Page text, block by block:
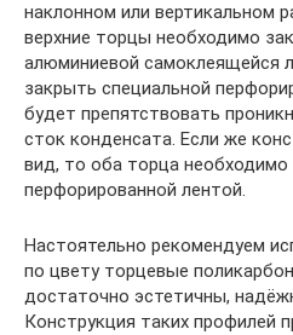
наклонном или вертикальном
верхние торцы необходимо
алюминиевой самоклеящейся
закрыть специальной
будет препятствовать
сток конденсата. Если же
вид, то оба торца необходимо
перфорированной лентой.
Настоятельно рекомендуем
по цвету торцевые
достаточно эстетичны,
Конструкция таких профилей